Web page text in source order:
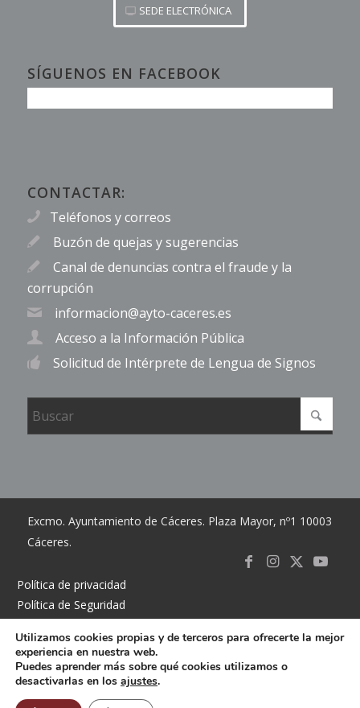
SEDE ELECTRÓNICA
SÍGUENOS EN FACEBOOK
CONTACTAR:
Teléfonos y correos
Buzón de quejas y sugerencias
Canal de denuncias contra el fraude y la
corrupción
informacion@ayto-caceres.es
Acceso a la Información Pública
Solicitud de Intérprete de Lengua de Signos
Excmo. Ayuntamiento de Cáceres. Plaza Mayor, nº1 10003
Cáceres.
Política de privacidad
Política de Seguridad
Accesibilidad
Mapa del sitio
Contacto
Utilizamos cookies propias y de terceros para ofrecerte la mejor
experiencia en nuestra web.
Puedes aprender más sobre qué cookies utilizamos o
desactivarlas en los ajustes.